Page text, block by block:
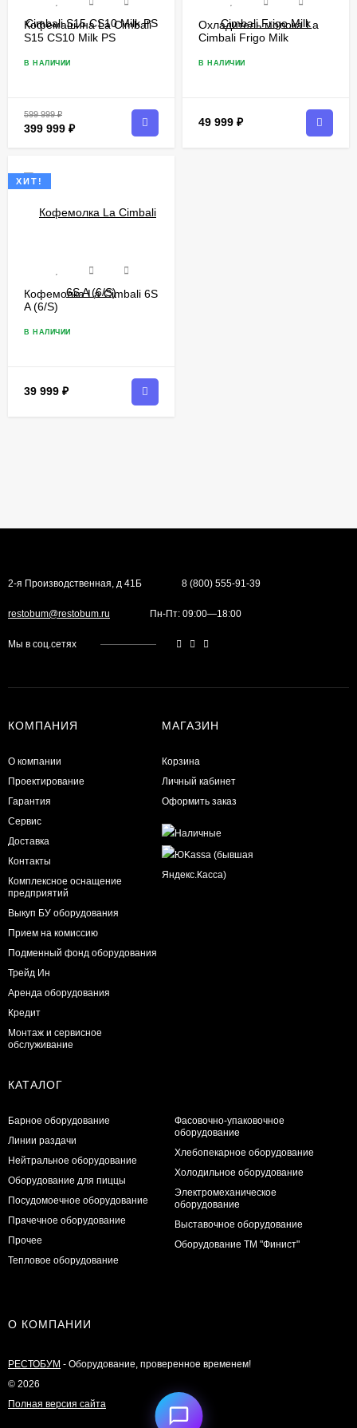
Кофемашина La Cimbali
S15 CS10 Milk PS​
В НАЛИЧИИ
599 999₽
399 999 ₽
Охладитель молока La
Cimbali Frigo Milk​
В НАЛИЧИИ
49 999 ₽
ХИТ!
Кофемолка La Cimbali 6S
A (6/S)​​
В НАЛИЧИИ
39 999 ₽
2-я Производственная, д 41Б 8 (800) 555-91-39
restobum@restobum.ru Пн-Пт: 09:00—18:00
Мы в соц.сетях
КОМПАНИЯ
О компании
Проектирование
Гарантия
Сервис
Доставка
Контакты
Комплексное оснащение
предприятий
Выкуп БУ оборудования
Прием на комиссию
Подменный фонд оборудования
Трейд Ин
Аренда оборудования
Кредит
Монтаж и сервисное
обслуживание
МАГАЗИН
Корзина
Личный кабинет
Оформить заказ
КАТАЛОГ
Барное оборудование
Линии раздачи
Нейтральное оборудование
Оборудование для пиццы
Посудомоечное оборудование
Прачечное оборудование
Прочее
Тепловое оборудование
Фасовочно-упаковочное
оборудование
Хлебопекарное оборудование
Холодильное оборудование
Электромеханическое
оборудование
Выставочное оборудование
Оборудование ТМ "Финист"
О КОМПАНИИ
РЕСТОБУМ - Оборудование, проверенное временем!
© 2026
Полная версия сайта